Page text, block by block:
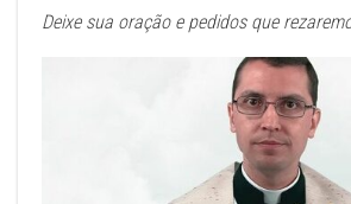
Deixe sua oração e pedidos que